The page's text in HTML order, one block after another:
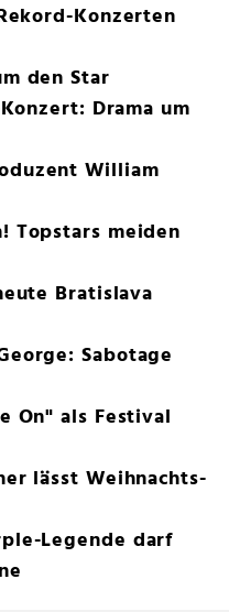
Konzerten
den Star
Drama um
William
Topstars meiden
Bratislava
Sabotage
On" als Festival
lässt Weihnachts-
Legende darf